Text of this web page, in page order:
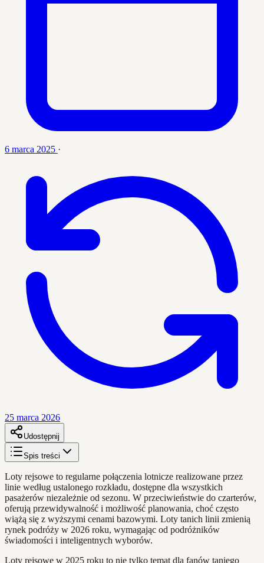
6 marca 2025 ·
25 marca 2026
Udostępnij
Spis treści
Loty rejsowe to regularne połączenia lotnicze realizowane przez
linie według ustalonego rozkładu, dostępne dla wszystkich
pasażerów niezależnie od sezonu. W przeciwieństwie do czarterów,
oferują przewidywalność i możliwość planowania, choć często
wiążą się z wyższymi cenami bazowymi. Loty tanich linii zmienią
rynek podróży w 2026 roku, wymagając od podróżników
świadomości i inteligentnych wyborów.
Loty rejsowe w 2025 roku to nie tylko temat dla fanów taniego